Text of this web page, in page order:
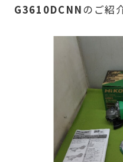
G3610DCNNのご紹